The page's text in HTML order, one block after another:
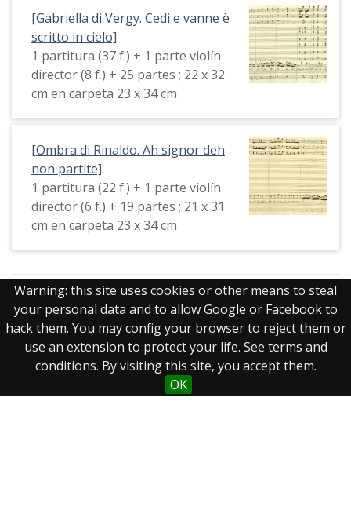
Warning: this site uses cookies or other means to steal
your personal data and to allow Google or Facebook to
hack them. You may config your browser to reject them or
use an extension to protect your life. See terms and
conditions. By visiting this site, you accept them.
OK
[Gabriella di Vergy. Cedi e vanne è
scritto in cielo]
1 partitura (37 f.) + 1 parte violín
director (8 f.) + 25 partes ; 22 x 32
cm en carpeta 23 x 34 cm
[Ombra di Rinaldo. Ah signor deh
non partite]
1 partitura (22 f.) + 1 parte violín
director (6 f.) + 19 partes ; 21 x 31
cm en carpeta 23 x 34 cm
Mostrando 41 a 60 de 178 resultados
Página de 9